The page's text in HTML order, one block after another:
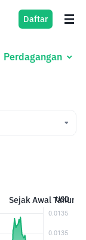
Daftar
Perdagangan
Sejak Awal Tahun
USD